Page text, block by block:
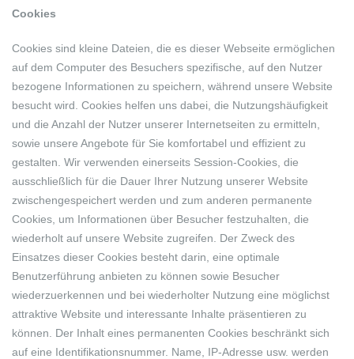
Cookies
Cookies sind kleine Dateien, die es dieser Webseite ermöglichen
auf dem Computer des Besuchers spezifische, auf den Nutzer
bezogene Informationen zu speichern, während unsere Website
besucht wird. Cookies helfen uns dabei, die Nutzungshäufigkeit
und die Anzahl der Nutzer unserer Internetseiten zu ermitteln,
sowie unsere Angebote für Sie komfortabel und effizient zu
gestalten. Wir verwenden einerseits Session-Cookies, die
ausschließlich für die Dauer Ihrer Nutzung unserer Website
zwischengespeichert werden und zum anderen permanente
Cookies, um Informationen über Besucher festzuhalten, die
wiederholt auf unsere Website zugreifen. Der Zweck des
Einsatzes dieser Cookies besteht darin, eine optimale
Benutzerführung anbieten zu können sowie Besucher
wiederzuerkennen und bei wiederholter Nutzung eine möglichst
attraktive Website und interessante Inhalte präsentieren zu
können. Der Inhalt eines permanenten Cookies beschränkt sich
auf eine Identifikationsnummer. Name, IP-Adresse usw. werden